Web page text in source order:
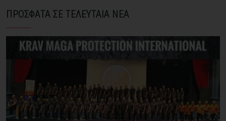
ΠΡΟΣΦΑΤΑ ΣΕ ΤΕΛΕΥΤΑΙΑ ΝΕΑ